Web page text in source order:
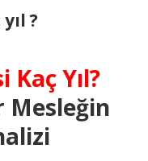
?
Yıl?
Mesleğin